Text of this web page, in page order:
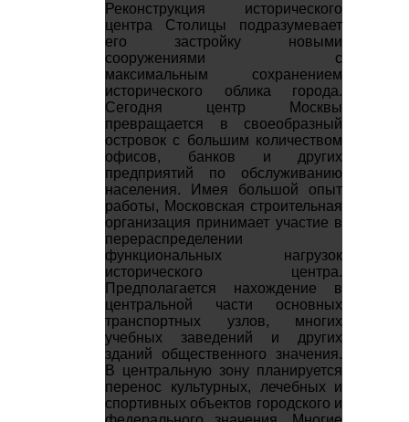
Реконструкция исторического
центра Столицы подразумевает
его застройку новыми
сооружениями с
максимальным сохранением
исторического облика города.
Сегодня центр Москвы
превращается в своеобразный
островок с большим количеством
офисов, банков и других
предприятий по обслуживанию
населения. Имея большой опыт
работы, Московская строительная
организация принимает участие в
перераспределении
функциональных нагрузок
исторического центра.
Предполагается нахождение в
центральной части основных
транспортных узлов, многих
учебных заведений и других
зданий общественного значения.
В центральную зону планируется
перенос культурных, лечебных и
спортивных объектов городского и